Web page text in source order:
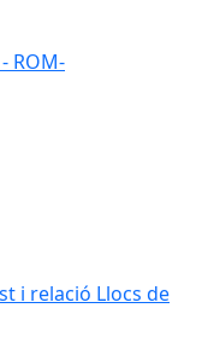
ROM-
i relació Llocs de